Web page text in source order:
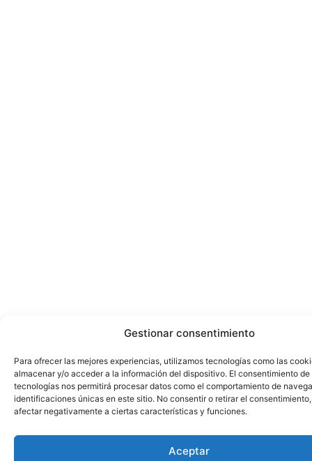
Gestionar consentimiento
Para ofrecer las mejores experiencias, utilizamos tecnologías como las
almacenar y/o acceder a la información del dispositivo. El consentimiento de
tecnologías nos permitirá procesar datos como el comportamiento de
identificaciones únicas en este sitio. No consentir o retirar el
afectar negativamente a ciertas características y funciones.
Aceptar